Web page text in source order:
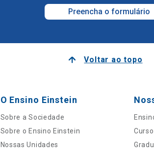
Preencha o formulário
Voltar ao topo
O Ensino Einstein
Sobre a Sociedade
Sobre o Ensino Einstein
Nossas Unidades